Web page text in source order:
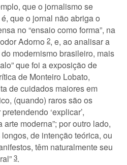
que o jornalismo se
que o jornal não abriga o
no “ensaio como forma”, na
Adorno 2, e, ao analisar a
modernismo brasileiro, mais
que foi a exposição de
de Monteiro Lobato,
de cuidados maiores em
(quando) raros são os
‘explicar’,
moderna”; por outro lado,
de intenção teórica, ou
têm naturalmente seu
3.